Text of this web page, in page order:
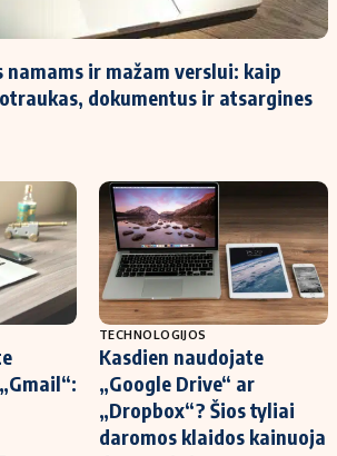
Titulinis
Nedarbo išmokos skaičiuoklė
Būsto finansai
Įdomios naujienos
namams ir mažam verslui: kaip
dokumentus ir atsargines
TECHNOLOGIJOS
Kasdien naudojate
„Google Drive“ ar
„Dropbox“? Šios tyliai
daromos klaidos kainuoja